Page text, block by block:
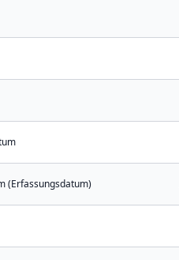
(Erfassungsdatum)